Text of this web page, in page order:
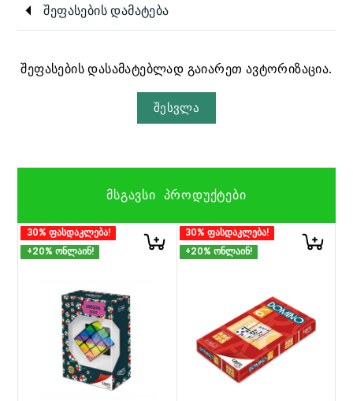
შეფასების დამატება
შეფასების დასამატებლად გაიარეთ ავტორიზაცია.
შესვლა
ᲛᲡᲒᲐᲕᲡᲘ ᲞᲠᲝᲓᲣᲥᲢᲔᲑᲘ
30% ფასდაკლება!
+20% ონლაინ!
30% ფასდაკლება!
+20% ონლაინ!